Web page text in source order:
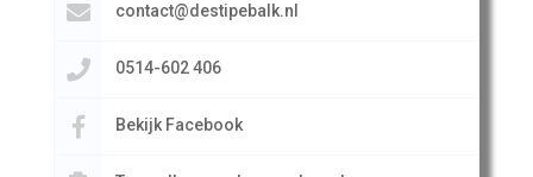
contact@destipebalk.nl
0514-602 406
Bekijk Facebook